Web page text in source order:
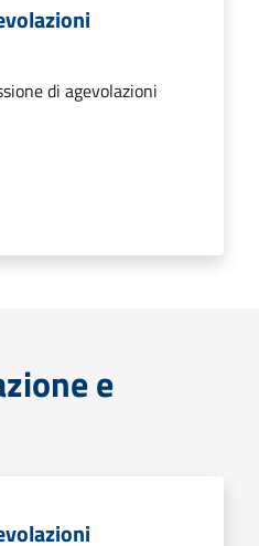
di agevolazioni
e